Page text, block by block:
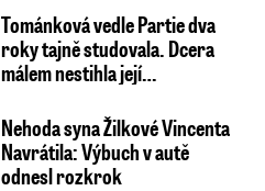
Tománková vedle Partie dva
roky tajně studovala. Dcera
málem nestihla její…
Nehoda syna Žilkové Vincenta
Navrátila: Výbuch v autě
odnesl rozkrok